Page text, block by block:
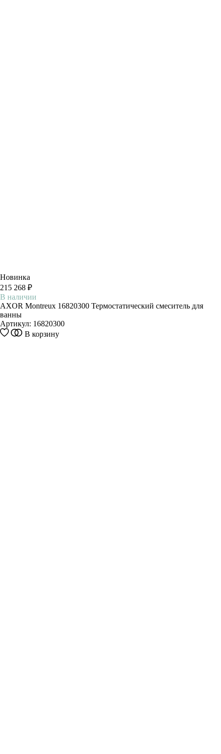
Новинка
215 268 ₽
В наличии
AXOR Montreux 16820300 Термостатический смеситель для
ванны
Артикул: 16820300
В корзину